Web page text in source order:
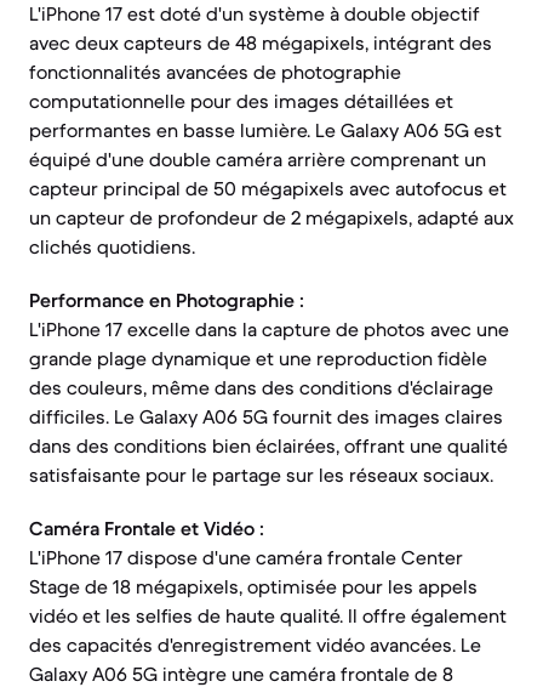
L'iPhone 17 est doté d'un système à double objectif
avec deux capteurs de 48 mégapixels, intégrant des
fonctionnalités avancées de photographie
computationnelle pour des images détaillées et
performantes en basse lumière. Le Galaxy A06 5G est
équipé d'une double caméra arrière comprenant un
capteur principal de 50 mégapixels avec autofocus et
un capteur de profondeur de 2 mégapixels, adapté aux
clichés quotidiens.
Performance en Photographie :
L'iPhone 17 excelle dans la capture de photos avec une
grande plage dynamique et une reproduction fidèle
des couleurs, même dans des conditions d'éclairage
difficiles. Le Galaxy A06 5G fournit des images claires
dans des conditions bien éclairées, offrant une qualité
satisfaisante pour le partage sur les réseaux sociaux.
Caméra Frontale et Vidéo :
L'iPhone 17 dispose d'une caméra frontale Center
Stage de 18 mégapixels, optimisée pour les appels
vidéo et les selfies de haute qualité. Il offre également
des capacités d'enregistrement vidéo avancées. Le
Galaxy A06 5G intègre une caméra frontale de 8